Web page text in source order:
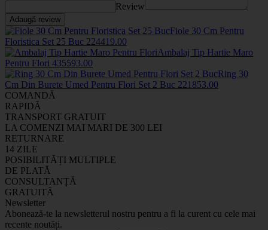
Review
Adaugă review
Fiole 30 Cm Pentru
Floristica Set 25 Buc 224419.00
Ambalaj Tip Hartie Maro
Pentru Flori 435593.00
Ring 30
Cm Din Burete Umed Pentru Flori Set 2 Buc 221853.00
COMANDĂ
RAPIDĂ
TRANSPORT GRATUIT
LA COMENZI MAI MARI DE 300 LEI
RETURNARE
14 ZILE
POSIBILITĂȚI MULTIPLE
DE PLATĂ
CONSULTANȚĂ
GRATUITĂ
Newsletter
Abonează-te la newsletterul nostru pentru a fi la curent cu cele mai
recente noutăți.